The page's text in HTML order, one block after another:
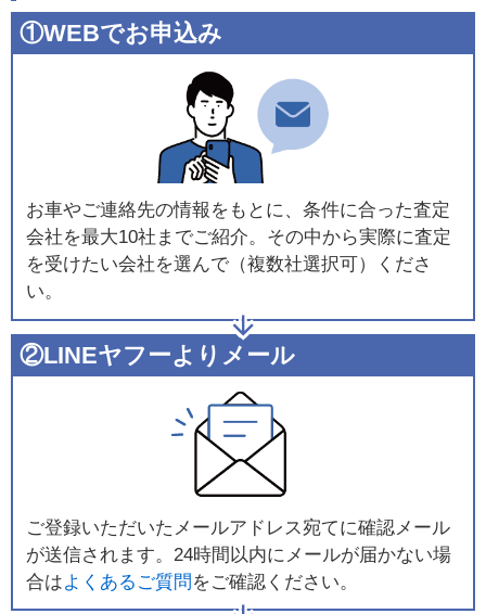
①WEBでお申込み
お車やご連絡先の情報をもとに、条件に合った査定
会社を最大10社までご紹介。その中から実際に査定
を受けたい会社を選んで（複数社選択可）くださ
い。
②LINEヤフーよりメール
ご登録いただいたメールアドレス宛てに確認メール
が送信されます。24時間以内にメールが届かない場
合はよくあるご質問 をご確認ください。